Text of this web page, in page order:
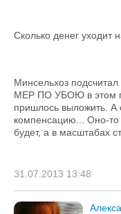
Сколько денег уходит
Минсельхоз
МЕР ПО УБОЮ в этом
пришлось выложить. А
компенсацию... Оно-
будет, а в масштабах
31.07.2013 13:48